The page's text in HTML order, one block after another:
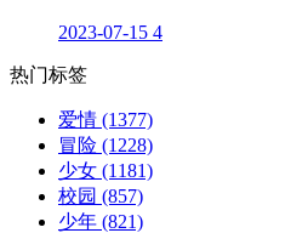
2023-07-15 4
热门标签
爱情 (1377)
冒险 (1228)
少女 (1181)
校园 (857)
少年 (821)